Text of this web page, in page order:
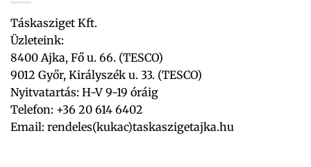
Táskasziget Kft.
Üzleteink:
8400 Ajka, Fő u. 66. (TESCO)
9012 Győr, Királyszék u. 33. (TESCO)
Nyitvatartás: H-V 9-19 óráig
Telefon: +36 20 614 6402
Email: rendeles(kukac)taskaszigetajka.hu